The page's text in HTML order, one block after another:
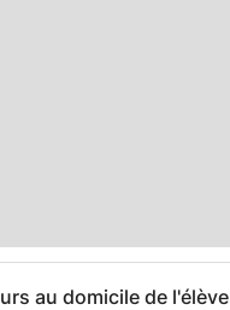
au domicile de l'élève